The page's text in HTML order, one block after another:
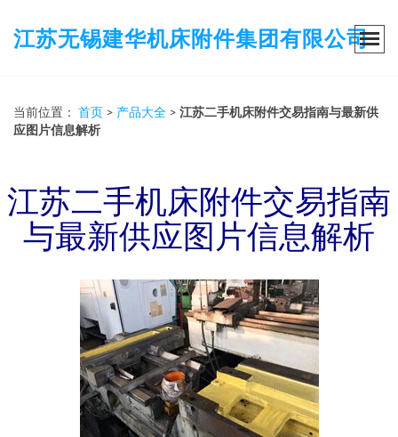
江苏无锡建华机床附件集团有限公司
当前位置： 首页 > 产品大全 > 江苏二手机床附件交易指南与最新供
应图片信息解析
江苏二手机床附件交易指南
与最新供应图片信息解析